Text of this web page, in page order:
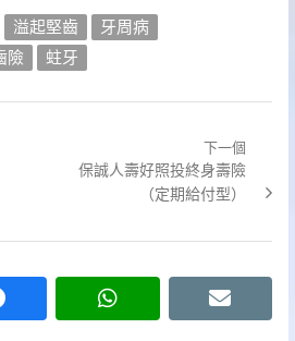
溢起堅齒
牙周病
險 蛀牙
下一個
Next
保誠人壽好照投終身壽險
（定期給付型）
facebook whatsapp email